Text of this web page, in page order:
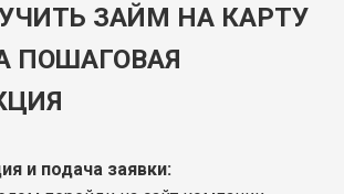
ЗАЙМ НА КАРТУ
ПОШАГОВАЯ
и подача заявки: